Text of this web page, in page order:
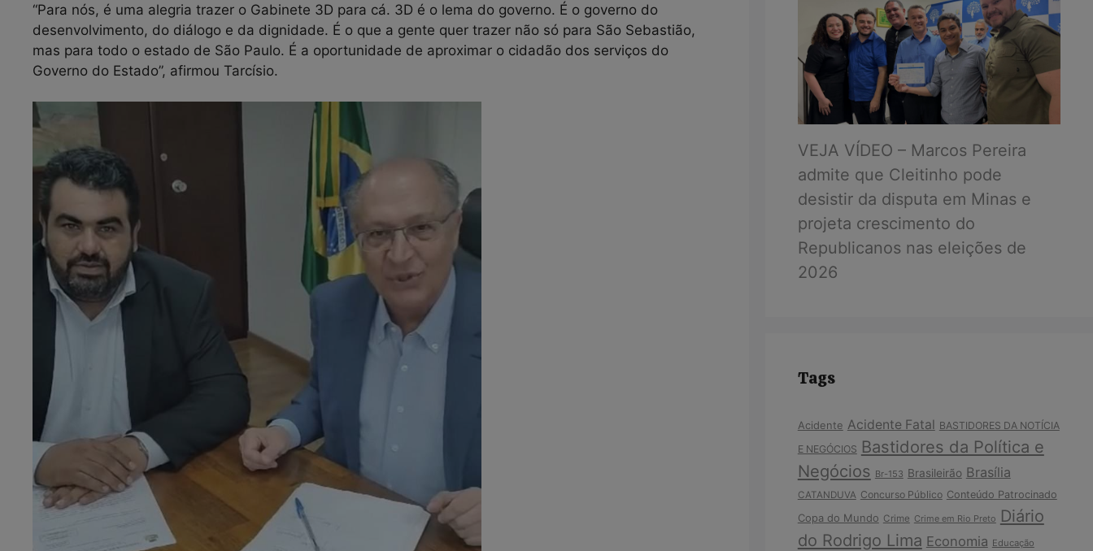
“Para nós, é uma alegria trazer o Gabinete 3D para cá. 3D é o lema do governo. É o governo do
desenvolvimento, do diálogo e da dignidade. É o que a gente quer trazer não só para São Sebastião,
mas para todo o estado de São Paulo. É a oportunidade de aproximar o cidadão dos serviços do
Governo do Estado”, afirmou Tarcísio.
VEJA VÍDEO – Marcos Pereira
admite que Cleitinho pode
desistir da disputa em Minas e
projeta crescimento do
Republicanos nas eleições de
2026
Tags
Acidente Acidente Fatal BASTIDORES DA NOTÍCIA
E NEGÓCIOS Bastidores da Política e
Negócios Br-153 Brasileirão Brasília
CATANDUVA Concurso Público Conteúdo Patrocinado
Copa do Mundo Crime Crime em Rio Preto Diário
do Rodrigo Lima Economia Educação